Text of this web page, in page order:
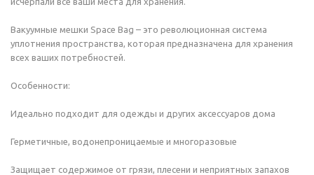
Вакуумные мешки Space Bag – это революционная система
уплотнения пространства, которая предназначена для хранения
всех ваших потребностей.
Особенности:
Идеально подходит для одежды и других аксессуаров дома
Герметичные, водонепроницаемые и многоразовые
Защищает содержимое от грязи, плесени и неприятных запахов